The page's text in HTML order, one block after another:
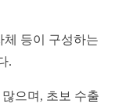
체 등이 구성하는
.
으며, 초보 수출